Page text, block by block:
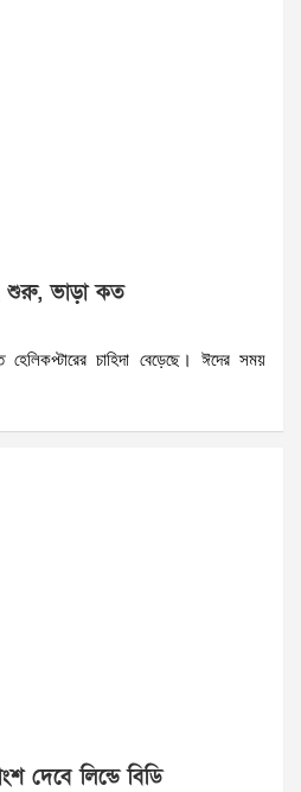
শুরু, ভাড়া কত
চাহিদা বেড়েছে। ঈদের সময়
দেবে লিন্ডে বিডি